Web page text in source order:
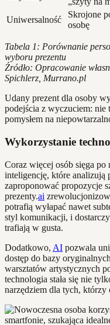
Uniwersalność
Skrojone
osobę
Tabela 1: Porównanie
wyboru prezentu
Źródło: Opracowanie
Spichlerz, Murrano.pl
Udany prezent dla osoby
podejścia z wyczuciem:
pomysłem na
Wykorzystanie
Coraz więcej osób sięga po
inteligencję, które analizują
zaproponować propozycje
prezenty.ai
potrafią wyłapać nawet
styl komunikacji, i
trafiają w gusta.
Dodatkowo, AI pozwala
dostęp do bazy
warsztatów artystycznych
technologia stała się nie
narzędziem dla tych, którzy